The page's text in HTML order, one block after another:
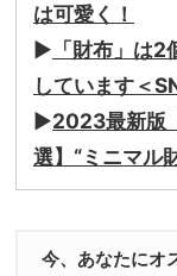
は可愛く！
▶ 「財布」は
しています＜
▶2023最新版
選】“ミニマル
今、あなたにオ